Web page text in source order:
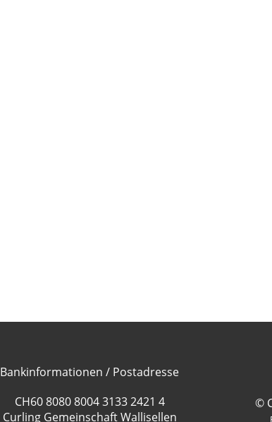
Bankinformationen / Postadresse
CH60 8080 8004 3133 2421 4
Curling Gemeinschaft Wallisellen
©